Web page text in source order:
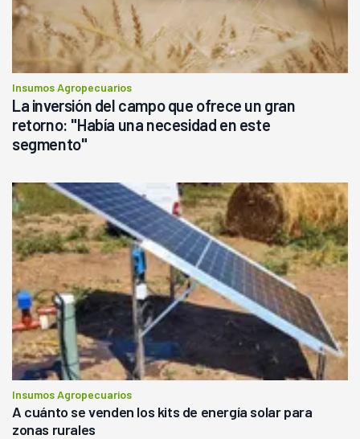
Insumos Agropecuarios
La inversión del campo que ofrece un gran
retorno: "Había una necesidad en este
segmento"
Insumos Agropecuarios
A cuánto se venden los kits de energía solar para
zonas rurales